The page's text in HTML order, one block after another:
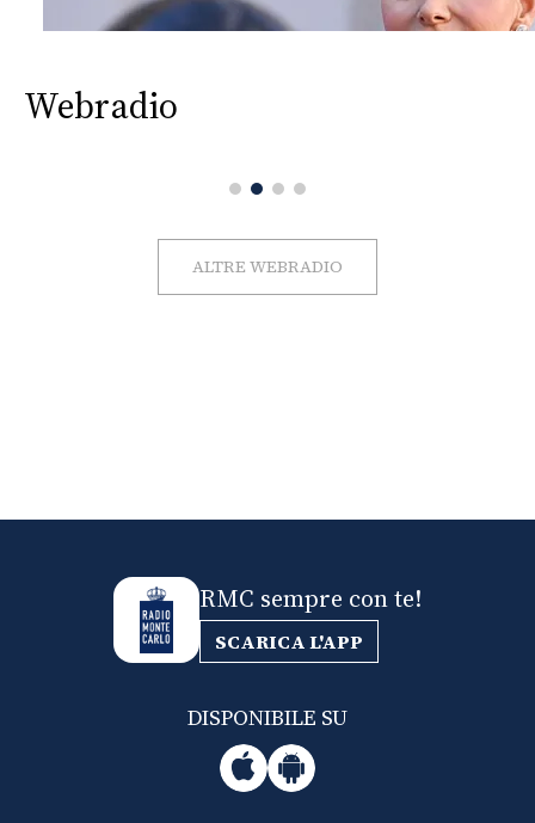
Webradio
ALTRE WEBRADIO
RMC sempre con te!
SCARICA L'APP
DISPONIBILE SU